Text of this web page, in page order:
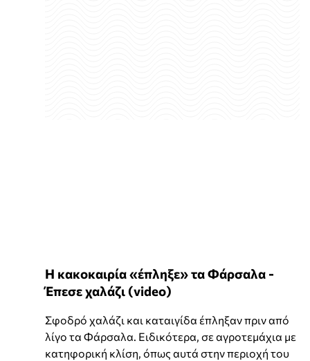
Η κακοκαιρία «έπληξε» τα Φάρσαλα -
Έπεσε χαλάζι (video)
Σφοδρό χαλάζι και καταιγίδα έπληξαν πριν από
λίγο τα Φάρσαλα. Ειδικότερα, σε αγροτεμάχια με
κατηφορική κλίση, όπως αυτά στην περιοχή του